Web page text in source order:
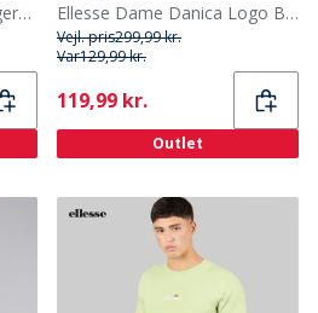
Ellesse Herre Cravo 2 Joggers Khaki
Ellesse Dame Danica Logo Badetøj Pink
Vejl. pris299,99 kr.
Var129,99 kr.
Current
119,99 kr.
Outlet